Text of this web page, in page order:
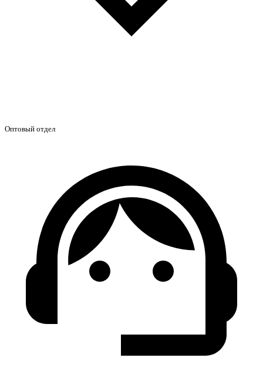
Оптовый отдел